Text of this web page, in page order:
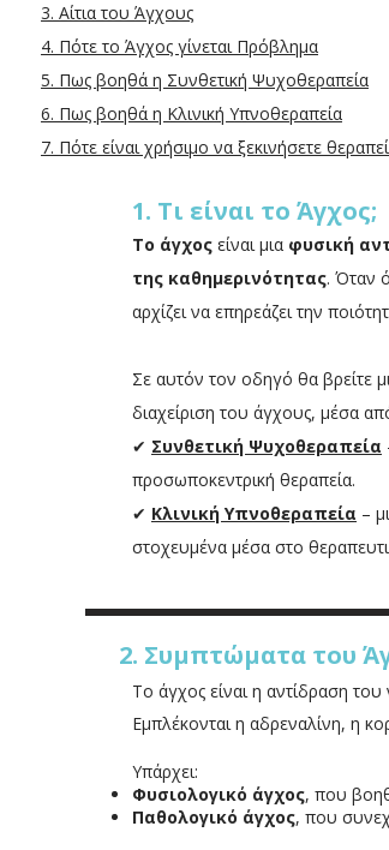
3. Αίτια του Άγχους
4. Πότε το Άγχος γίνεται Πρόβλημα
5. Πως βοηθά η Συνθετική Ψυχοθεραπεία
6. Πως βοηθά η Κλινική Υπνοθεραπεία
7. Πότε είναι χρήσιμο να ξεκινήσετε
Το άγχος είναι μια φυσική
της καθημερινότητας. Όταν
αρχίζει να επηρεάζει την
Σε αυτόν τον οδηγό θα βρείτε
διαχείριση του άγχους, μέσα
✔ Συνθετική Ψυχοθεραπεία
προσωποκεντρική θεραπεία.
✔ Κλινική Υπνοθεραπεία –
στοχευμένα μέσα στο
1. Τι είναι το Άγχος;
2. Συμπτώματα του
Το άγχος είναι η αντίδραση
Εμπλέκονται η αδρεναλίνη, η
Υπάρχει:
Φυσιολογικό άγχος, που
Παθολογικό άγχος, που